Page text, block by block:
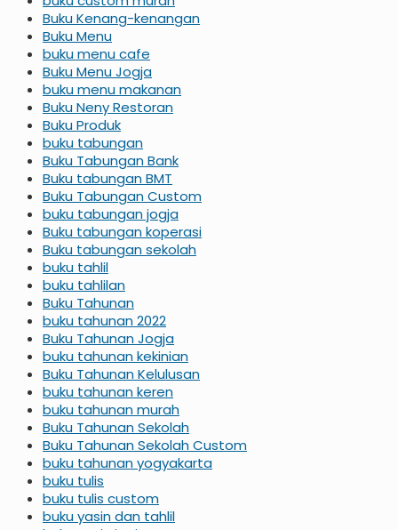
Buku Kenang-kenangan
Buku Menu
buku menu cafe
Buku Menu Jogja
buku menu makanan
Buku Neny Restoran
Buku Produk
buku tabungan
Buku Tabungan Bank
Buku tabungan BMT
Buku Tabungan Custom
buku tabungan jogja
Buku tabungan koperasi
Buku tabungan sekolah
buku tahlil
buku tahlilan
Buku Tahunan
buku tahunan 2022
Buku Tahunan Jogja
buku tahunan kekinian
Buku Tahunan Kelulusan
buku tahunan keren
buku tahunan murah
Buku Tahunan Sekolah
Buku Tahunan Sekolah Custom
buku tahunan yogyakarta
buku tulis
buku tulis custom
buku yasin dan tahlil